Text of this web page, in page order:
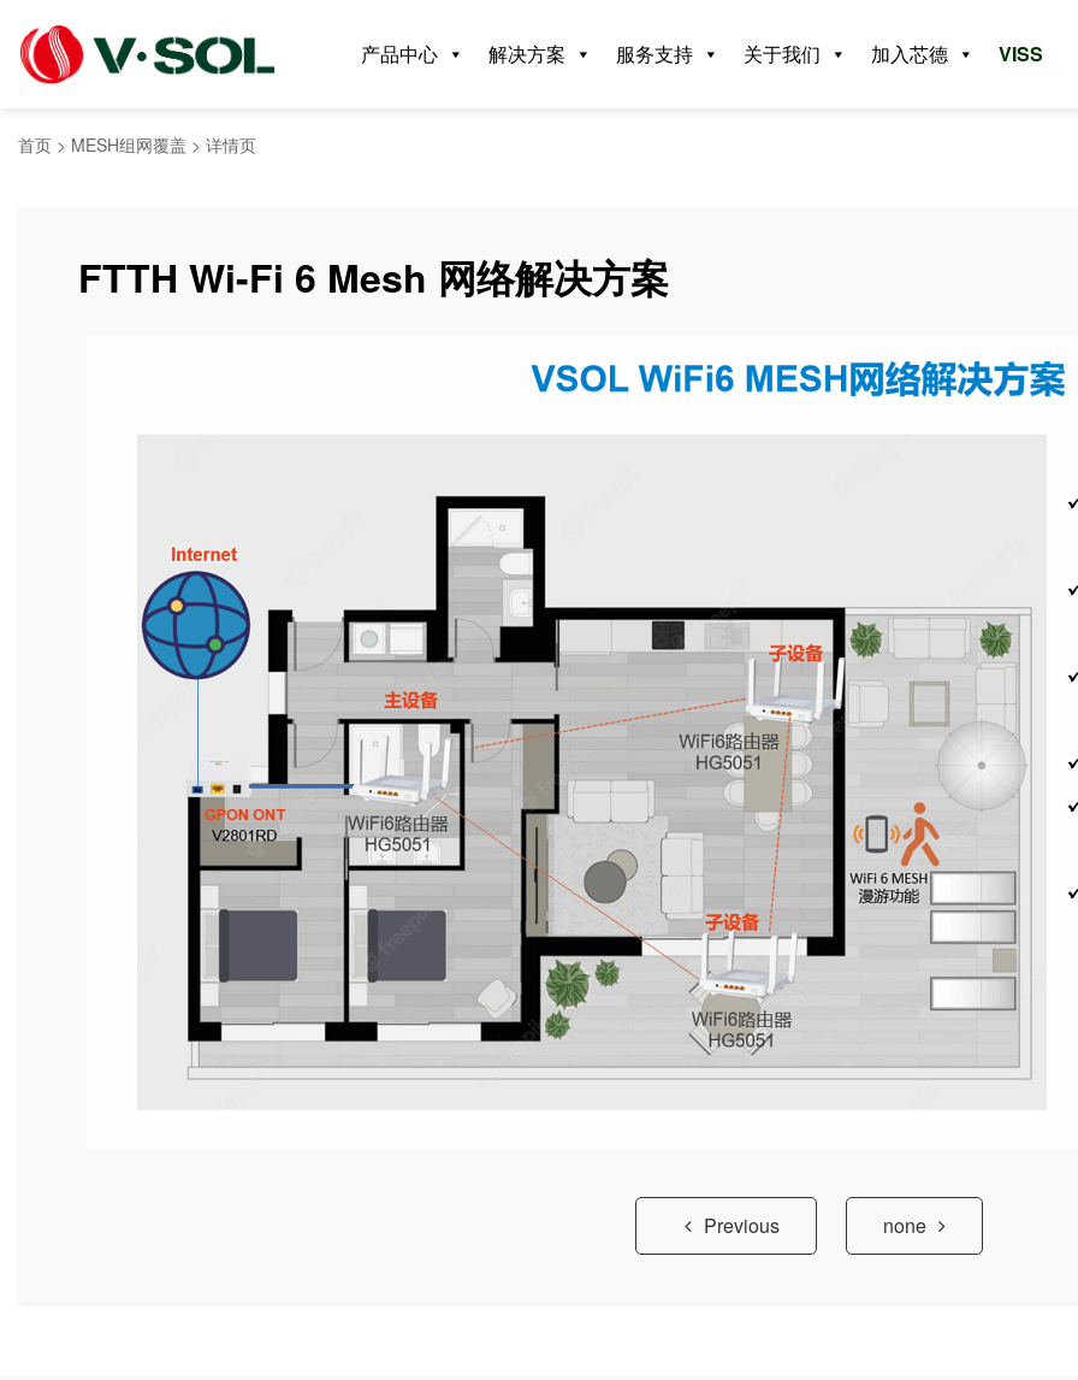
产品中心 解决方案 服务支持 关于我们 加入芯德 VISS
首页 > MESH组网覆盖 > 详情页
FTTH Wi-Fi 6 Mesh 网络解决方案
Previous none